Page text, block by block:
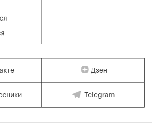
Дзен
Telegram